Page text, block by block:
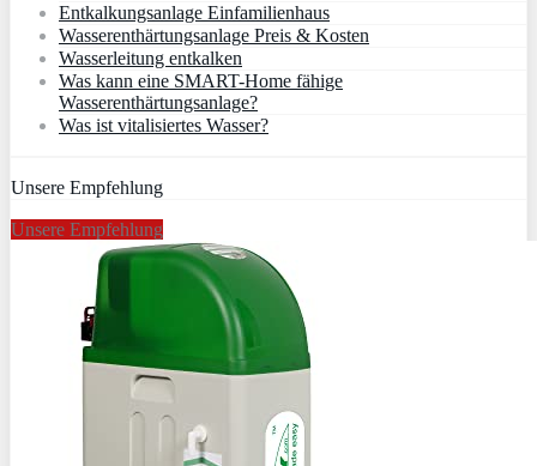
Entkalkungsanlage Einfamilienhaus
Wasserenthärtungsanlage Preis & Kosten
Wasserleitung entkalken
Was kann eine SMART-Home fähige
Wasserenthärtungsanlage?
Was ist vitalisiertes Wasser?
Unsere Empfehlung
Unsere Empfehlung